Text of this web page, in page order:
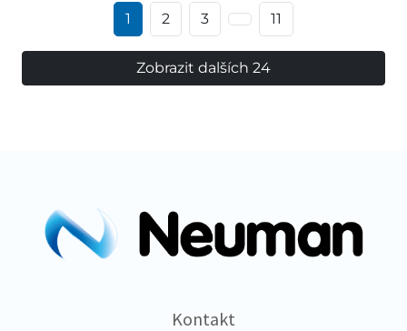
1 2 3 11
Zobrazit dalších 24
Kontakt